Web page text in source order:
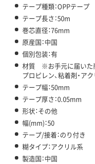
テープ種類：OPPテープ
テープ長さ：50m
巻芯直径：76mm
原産国：中国
個別包装：有
材質 ※お手元に届いた商
プロピレン、粘着剤・ア
テープ幅：50mm
テープ厚さ：0.05mm
形状：その他
幅(mm)：50
テープ/接着：のり付き
糊タイプ：アクリル系
製造国：中国